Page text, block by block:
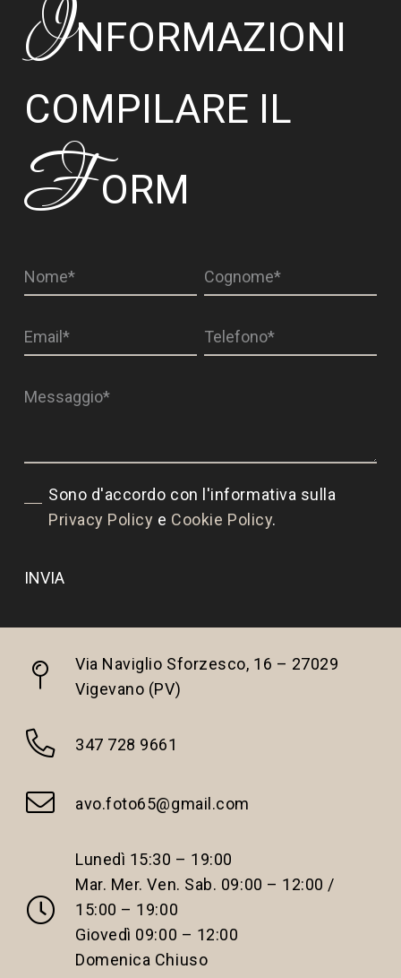
INFORMAZIONI
COMPILARE IL
FORM
Sono d'accordo con l'informativa sulla
Privacy Policy e Cookie Policy.
Via Naviglio Sforzesco, 16 – 27029
Vigevano (PV)
347 728 9661
avo.foto65@gmail.com
Lunedì 15:30 – 19:00
Mar. Mer. Ven. Sab. 09:00 – 12:00 /
15:00 – 19:00
Giovedì 09:00 – 12:00
Domenica Chiuso